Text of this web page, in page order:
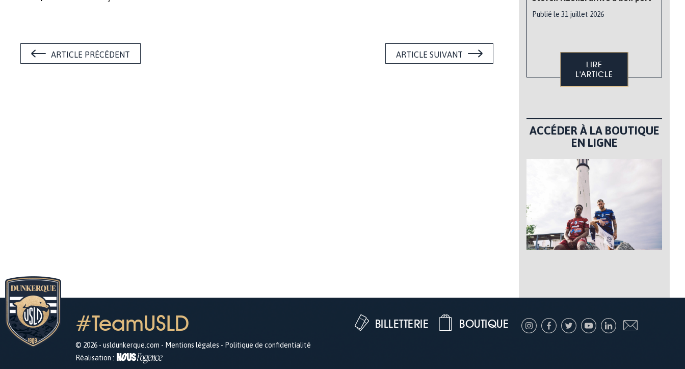
ARTICLE PRÉCÉDENT ARTICLE SUIVANT
Publié le 31 juillet 2026
LIRE
L'ARTICLE
ACCÉDER À LA BOUTIQUE
EN LIGNE
#TeamUSLD
© 2026 - usldunkerque.com - Mentions légales - Politique de confidentialité
Réalisation :
BOUTIQUE
BILLETTERIE